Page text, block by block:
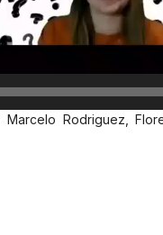
Rodriguez,